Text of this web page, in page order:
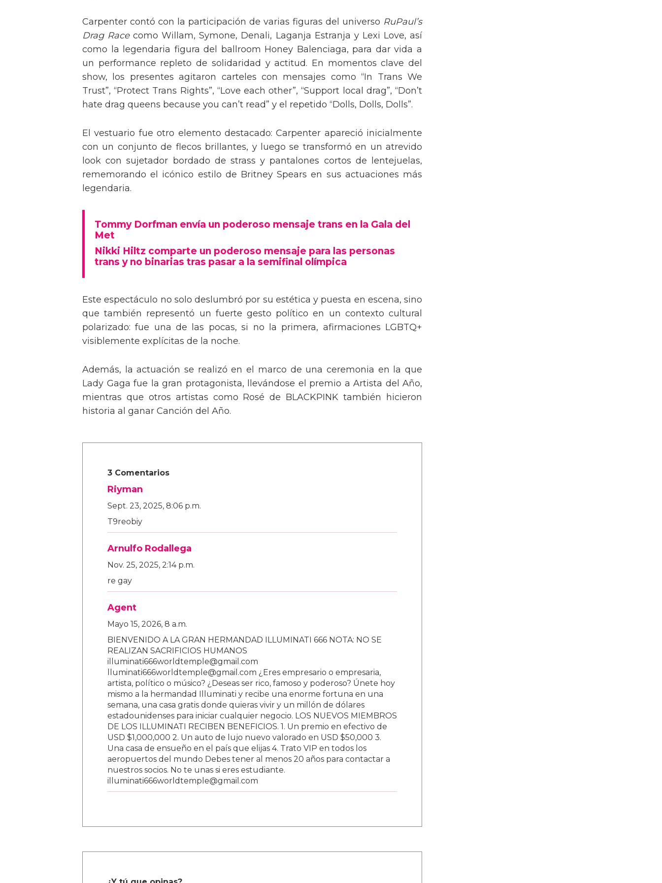
Carpenter contó con la participación de varias figuras del universo RuPaul’s
Drag Racecomo Willam, Symone, Denali, Laganja Estranja y Lexi Love, así
como la legendaria figura del ballroom Honey Balenciaga, para dar vida a
un performance repleto de solidaridad y actitud. En momentos clave del
show, los presentes agitaron carteles con mensajes como “In Trans We
Trust”, “Protect Trans Rights”, “Love each other”, “Support local drag”, “Don’t
hate drag queens because you can’t read” y el repetido “Dolls, Dolls, Dolls”.
El vestuario fue otro elemento destacado: Carpenter apareció inicialmente
con un conjunto de flecos brillantes, y luego se transformó en un atrevido
look con sujetador bordado de strass y pantalones cortos de lentejuelas,
rememorando el icónico estilo de Britney Spears en sus actuaciones más
legendaria.
Tommy Dorfman envía un poderoso mensaje trans en la Gala del
Met
Nikki Hiltz comparte un poderoso mensaje para las personas
trans y no binarias tras pasar a la semifinal olímpica
Este espectáculo no solo deslumbró por su estética y puesta en escena, sino
que también representó un fuerte gesto político en un contexto cultural
polarizado: fue una de las pocas, si no la primera, afirmaciones LGBTQ+
visiblemente explícitas de la noche.
Además, la actuación se realizó en el marco de una ceremonia en la que
Lady Gaga fue la gran protagonista, llevándose el premio a Artista del Año,
mientras que otros artistas como Rosé de BLACKPINK también hicieron
historia al ganar Canción del Año.
3 Comentarios
Riyman
Sept. 23, 2025, 8:06 p.m.
T9reobiy
Arnulfo Rodallega
Nov. 25, 2025, 2:14 p.m.
re gay
Agent
Mayo 15, 2026, 8 a.m.
BIENVENIDO A LA GRAN HERMANDAD ILLUMINATI 666 NOTA: NO SE
REALIZAN SACRIFICIOS HUMANOS
illuminati666worldtemple@gmail.com
lluminati666worldtemple@gmail.com ¿Eres empresario o empresaria,
artista, político o músico? ¿Deseas ser rico, famoso y poderoso? Únete hoy
mismo a la hermandad Illuminati y recibe una enorme fortuna en una
semana, una casa gratis donde quieras vivir y un millón de dólares
estadounidenses para iniciar cualquier negocio. LOS NUEVOS MIEMBROS
DE LOS ILLUMINATI RECIBEN BENEFICIOS. 1. Un premio en efectivo de
USD $1,000,000 2. Un auto de lujo nuevo valorado en USD $50,000 3.
Una casa de ensueño en el país que elijas 4. Trato VIP en todos los
aeropuertos del mundo Debes tener al menos 20 años para contactar a
nuestros socios. No te unas si eres estudiante.
illuminati666worldtemple@gmail.com